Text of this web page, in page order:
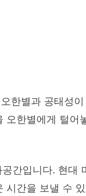
한별과 공태성
한별에게 털어
간입니다. 현대
시간을 보낼 수